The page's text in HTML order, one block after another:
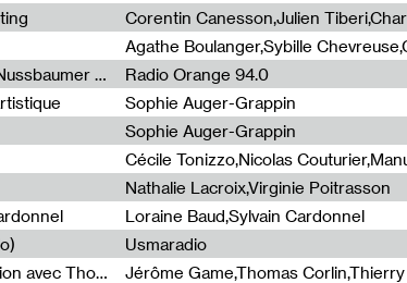
Radia Show #1098: Radio Tecnicolor by Stefan Nussbaumer & Georg Zichy (Radio Orange 94.0) Radio Orange 94.0
Sophie Auger-Grappin
Sophie Auger-Grappin
Nathalie Lacroix,Virginie Poitrasson
Loraine Baud,Sylvain Cardonnel
Usmaradio
Light turbulences #2 : Jérôme Game en discussion avec Thomas Corlin